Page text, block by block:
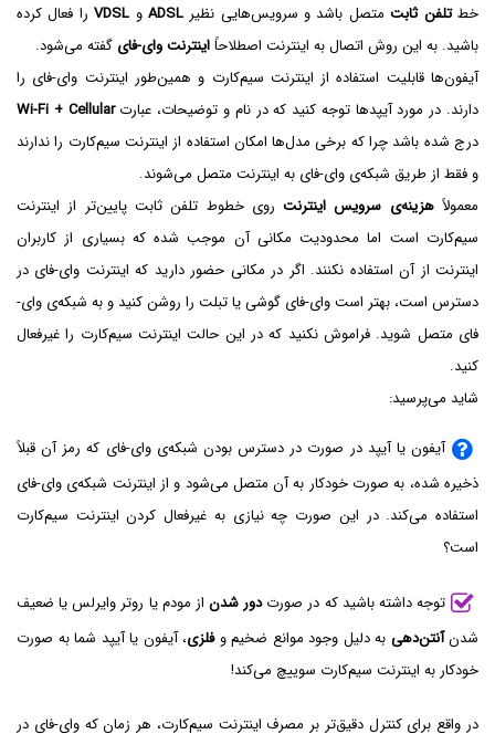
خطتلفن ثابتمتصل باشد و سرویس‌هایی نظیرADSL و VDSLرا فعال کرده
باشید. به این روش اتصال به اینترنت اصطلاحاًاینترنت وای-فای گفته می‌شود.
آیفون‌ها قابلیت استفاده از اینترنت سیم‌کارت و همین‌طور اینترنت وای-فای را
دارند. در مورد آیپدها توجه کنید که در نام و توضیحات، عبارتWi-Fi + Cellular
درج شده باشد چرا که برخی مدل‌ها امکان استفاده از اینترنت سیم‌کارت را ندارند
و فقط از طریق شبکه‌ی وای-فای به اینترنت متصل می‌شوند.
معمولاًهزینه‌ی سرویس اینترنتروی خطوط تلفن ثابت پایین‌تر از اینترنت
سیم‌کارت است اما محدودیت مکانی آن موجب شده که بسیاری از کاربران
اینترنت از آن استفاده نکنند. اگر در مکانی حضور دارید که اینترنت وای-فای در
دسترس است، بهتر است وای-فای گوشی یا تبلت را روشن کنید و به شبکه‌ی وای-
فای متصل شوید. فراموش نکنید که در این حالت اینترنت سیم‌کارت را غیرفعال
کنید.
شاید می‌پرسید:
آیفون یا آیپد در صورت در دسترس بودن شبکه‌ی وای-فای که رمز آن قبلاً
ذخیره شده، به صورت خودکار به آن متصل می‌شود و از اینترنت شبکه‌ی وای-فای
استفاده می‌کند. در این صورت چه نیازی به غیرفعال کردن اینترنت سیم‌کارت
است؟
توجه داشته باشید که در صورتدور شدن از مودم یا روتر وایرلس یا ضعیف
شدنآنتن‌دهی به دلیل وجود موانع ضخیم وفلزی، آیفون یا آیپد شما به صورت
خودکار به اینترنت سیم‌کارت سوییچ می‌کند!
در واقع برای کنترل دقیق‌تر بر مصرف اینترنت سیم‌کارت، هر زمان که وای-فای در